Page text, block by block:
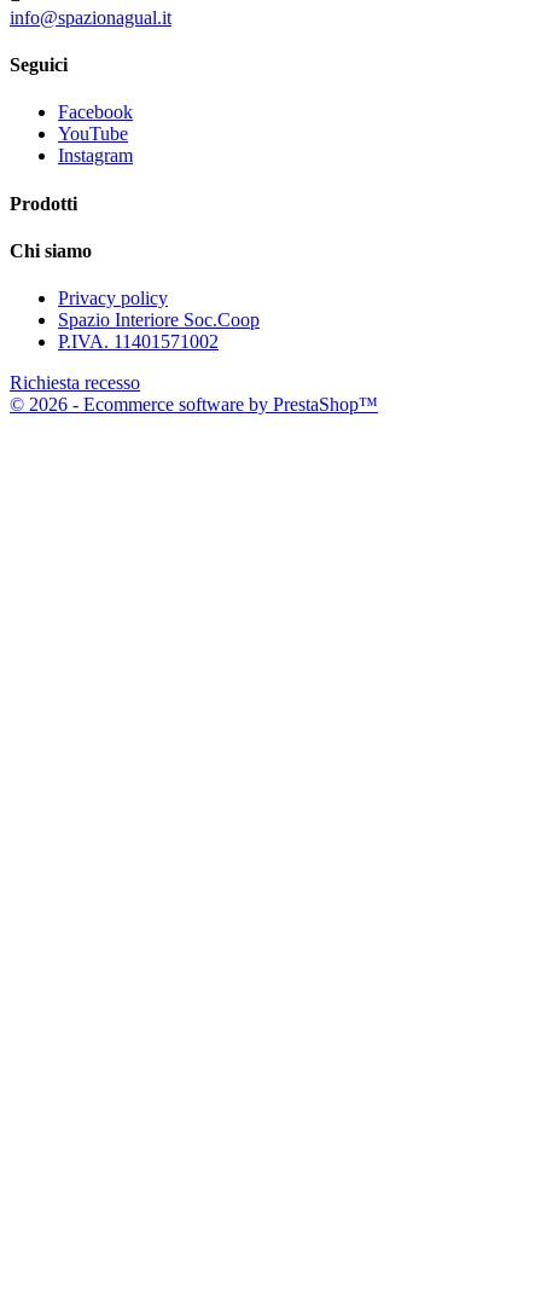
info@spazionagual.it
Seguici
Facebook
YouTube
Instagram
Prodotti
Chi siamo
Privacy policy
Spazio Interiore Soc.Coop
P.IVA. 11401571002
Richiesta recesso
© 2026 - Ecommerce software by PrestaShop™